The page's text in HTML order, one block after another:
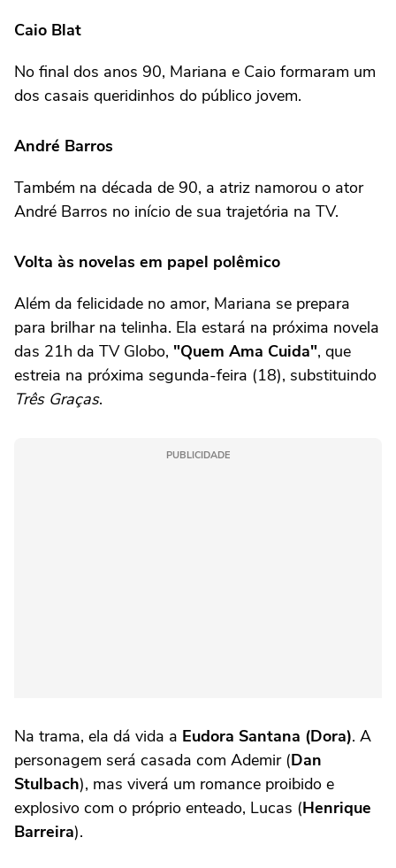
Caio Blat
No final dos anos 90, Mariana e Caio formaram um
dos casais queridinhos do público jovem.
André Barros
Também na década de 90, a atriz namorou o ator
André Barros no início de sua trajetória na TV.
Volta às novelas em papel polêmico
Além da felicidade no amor, Mariana se prepara
para brilhar na telinha. Ela estará na próxima novela
das 21h da TV Globo, "Quem Ama Cuida", que
estreia na próxima segunda-feira (18), substituindo
Três Graças.
PUBLICIDADE
Na trama, ela dá vida a Eudora Santana (Dora). A
personagem será casada com Ademir (Dan
Stulbach), mas viverá um romance proibido e
explosivo com o próprio enteado, Lucas (Henrique
Barreira).